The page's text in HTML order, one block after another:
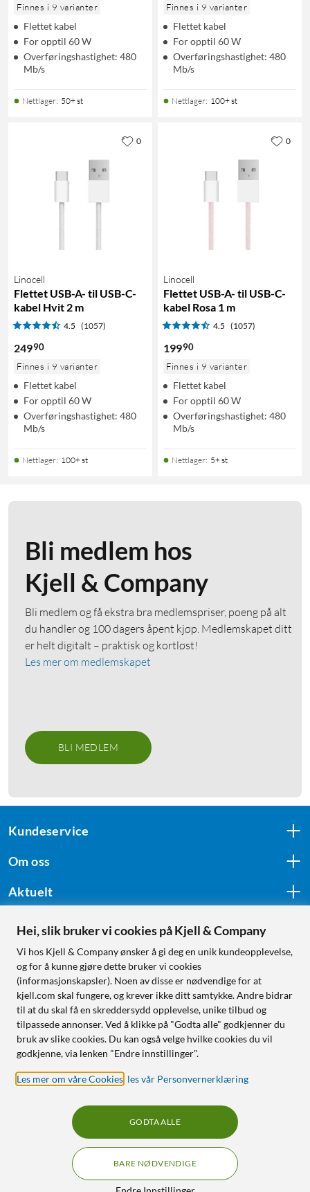
Finnes i 9 varianter
Flettet kabel
For opptil 60 W
Overføringshastighet: 480
Mb/s
Nettlager: 50+ st
Finnes i 9 varianter
Flettet kabel
For opptil 60 W
Overføringshastighet: 480
Mb/s
Nettlager: 100+ st
Linocell
Flettet USB-A- til USB-C-
kabel Hvit 2 m
4.5 (1057)
24990
Finnes i 9 varianter
Flettet kabel
For opptil 60 W
Overføringshastighet: 480
Mb/s
Nettlager: 100+ st
0
Linocell
Flettet USB-A- til USB-C-
kabel Rosa 1 m
4.5 (1057)
19990
Finnes i 9 varianter
Flettet kabel
For opptil 60 W
Overføringshastighet: 480
Mb/s
Nettlager: 5+ st
0
Bli medlem hos
Kjell & Company
Bli medlem og få ekstra bra medlemspriser, poeng på alt
du handler og 100 dagers åpent kjøp. Medlemskapet ditt
er helt digitalt – praktisk og kortløst!
Les mer om medlemskapet
BLI MEDLEM
Kundeservice
Om oss
Aktuelt
Følg oss
Handle fra:
Sverige
Norge
RÅD OG TILBEHØR TIL
HJEMMEELEKTRONIKK
Hei, slik bruker vi cookies på Kjell & Company
Vi hos Kjell & Company ønsker å gi deg en unik kundeopplevelse,
og for å kunne gjøre dette bruker vi cookies
(informasjonskapsler). Noen av disse er nødvendige for at
kjell.com skal fungere, og krever ikke ditt samtykke. Andre bidrar
til at du skal få en skreddersydd opplevelse, unike tilbud og
tilpassede annonser. Ved å klikke på "Godta alle" godkjenner du
bruk av slike cookies. Du kan også velge hvilke cookies du vil
godkjenne, via lenken "Endre innstillinger".
Les mer om våre Cookies les vår Personvernerklæring
BARE NØDVENDIGE
GODTA ALLE